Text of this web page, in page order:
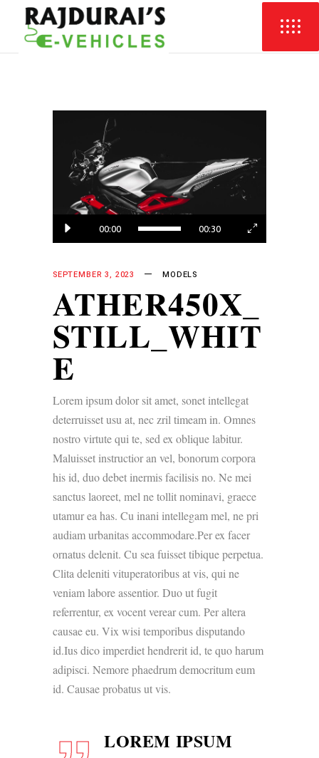
00:00 00:30
SEPTEMBER 3, 2023 MODELS
ATHER450X_
STILL_WHIT
E
Lorem ipsum dolor sit amet, sonet intellegat
deterruisset usu at, nec zril timeam in. Omnes
nostro virtute qui te, sed ex oblique labitur.
Maluisset instructior an vel, bonorum corpora
his id, duo debet inermis facilisis no. Ne mei
sanctus laoreet, mel ne tollit nominavi, graece
utamur ea has. Cu inani intellegam mel, ne pri
audiam urbanitas accommodare.Per ex facer
ornatus delenit. Cu sea fuisset tibique perpetua.
Clita deleniti vituperatoribus at vis, qui ne
veniam labore assentior. Duo ut fugit
referrentur, ex vocent verear cum. Per altera
causae eu. Vix wisi temporibus disputando
id.Ius dico imperdiet hendrerit id, te quo harum
adipisci. Nemore phaedrum democritum eum
id. Causae probatus ut vis.
LOREM IPSUM